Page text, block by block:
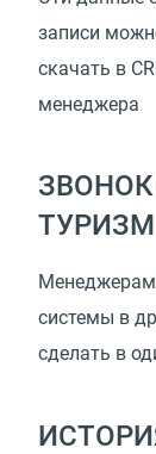
записи
скачать в
менеджера
ТУРИЗМ
Менеджерам
системы в
сделать в